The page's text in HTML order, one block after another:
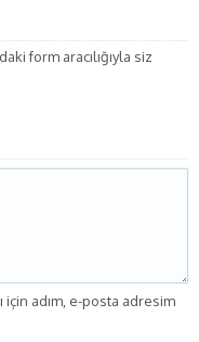
form aracılığıyla siz
için adım, e-posta adresim